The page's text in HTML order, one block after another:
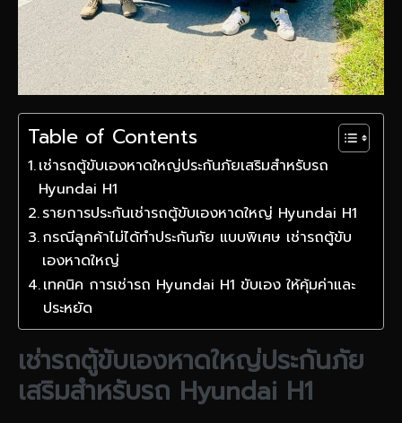
Table of Contents
เช่ารถตู้ขับเองหาดใหญ่ประกันภัยเสริมสำหรับรถ
Hyundai H1
รายการประกันเช่ารถตู้ขับเองหาดใหญ่ Hyundai H1
กรณีลูกค้าไม่ได้ทำประกันภัย แบบพิเศษ เช่ารถตู้ขับ
เองหาดใหญ่
เทคนิค การเช่ารถ Hyundai H1 ขับเอง ให้คุ้มค่าและ
ประหยัด
เช่ารถตู้ขับเองหาดใหญ่ประกันภัย
เสริมสำหรับรถ Hyundai H1